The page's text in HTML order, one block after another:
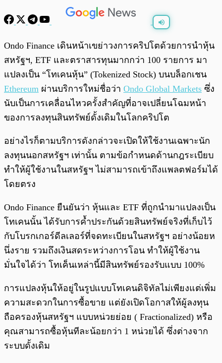
0:00
Ondo Finance เดินหน้าเขย่าวงการคริปโตด้วยการนำหุ้น
สหรัฐฯ, ETF และตราสารทุนมากกว่า 100 รายการ มา
แปลงเป็น “โทเคนหุ้น” (Tokenized Stock) บนบล็อกเชน
Ethereum ผ่านบริการใหม่ชื่อว่า Ondo Global Markets ซึ่ง
นับเป็นการเคลื่อนไหวครั้งสำคัญที่อาจเปลี่ยนโฉมหน้า
ของการลงทุนสินทรัพย์ดั้งเดิมในโลกคริปโต
อย่างไรก็ตามบริการดังกล่าวจะเปิดให้ใช้งานเฉพาะนัก
ลงทุนนอกสหรัฐฯ เท่านั้น ตามข้อกำหนดด้านกฎระเบียบ
ทำให้ผู้ใช้งานในสหรัฐฯ ไม่สามารถเข้าถึงแพลตฟอร์มได้
โดยตรง
Ondo Finance ยืนยันว่า หุ้นและ ETF ที่ถูกนำมาแปลงเป็น
โทเคนนั้น ได้รับการค้ำประกันด้วยสินทรัพย์จริงที่เก็บไว้
กับโบรกเกอร์ดีลเลอร์ที่จดทะเบียนในสหรัฐฯ อย่างน้อยห
นึ่งราย รวมถึงเงินสดระหว่างการโอน ทำให้ผู้ใช้งาน
มั่นใจได้ว่า โทเค็นเหล่านี้มีสินทรัพย์รองรับแบบ 100%
การแปลงหุ้นให้อยู่ในรูปแบบโทเคนดิจิทัลไม่เพียงแต่เพิ่ม
ความสะดวกในการซื้อขาย แต่ยังเปิดโอกาสให้ผู้ลงทุน
ถือครองหุ้นสหรัฐฯ แบบหน่วยย่อย ( Fractionalized) หรือ
คุณสามารถซื้อหุ้นทีละน้อยกว่า 1 หน่วยได้ ซึ่งต่างจาก
ระบบดั้งเดิม